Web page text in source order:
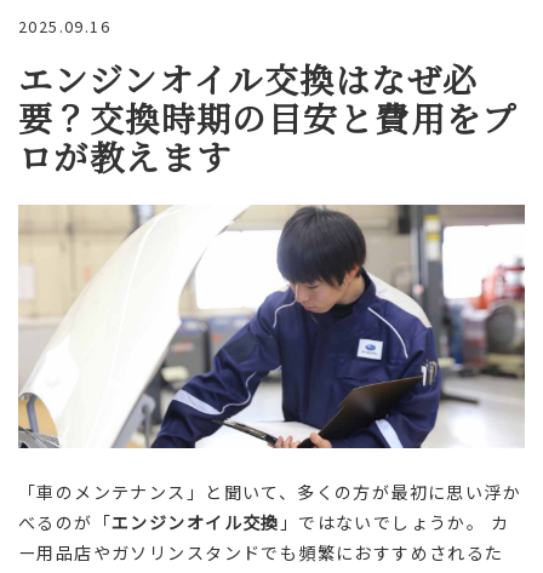
2025.09.16
エンジンオイル交換はなぜ必
要？交換時期の目安と費用をプ
ロが教えます
「車のメンテナンス」と聞いて、多くの方が最初に思い浮か
べるのが「エンジンオイル交換 」ではないでしょうか。 カ
ー用品店やガソリンスタンドでも頻繁におすすめされるた